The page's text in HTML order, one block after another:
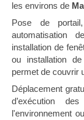
les environs de
Pose de
automatisation
installation de
ou installation
permet de couvrir
Déplacement
d’exécution
l'environnement